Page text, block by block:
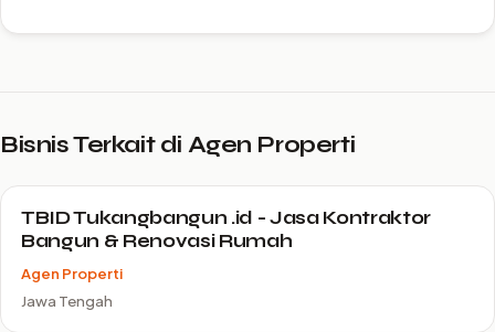
Bisnis Terkait di Agen Properti
TBID Tukangbangun .id - Jasa Kontraktor
Bangun & Renovasi Rumah
Agen Properti
Jawa Tengah